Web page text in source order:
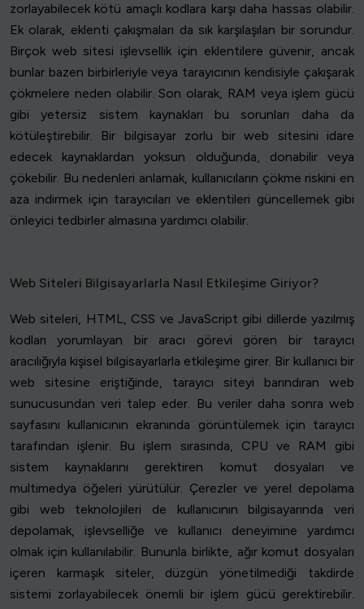
zorlayabilecek kötü amaçlı kodlara karşı daha hassas olabilir.
Ek olarak, eklenti çakışmaları da sık karşılaşılan bir sorundur.
Birçok web sitesi işlevsellik için eklentilere güvenir, ancak
bunlar bazen birbirleriyle veya tarayıcının kendisiyle çakışarak
çökmelere neden olabilir. Son olarak, RAM veya işlem gücü
gibi yetersiz sistem kaynakları bu sorunları daha da
kötüleştirebilir. Bir bilgisayar zorlu bir web sitesini idare
edecek kaynaklardan yoksun olduğunda, donabilir veya
çökebilir. Bu nedenleri anlamak, kullanıcıların çökme riskini en
aza indirmek için tarayıcıları ve eklentileri güncellemek gibi
önleyici tedbirler almasına yardımcı olabilir.
Web Siteleri Bilgisayarlarla Nasıl Etkileşime Giriyor?
Web siteleri, HTML, CSS ve JavaScript gibi dillerde yazılmış
kodları yorumlayan bir aracı görevi gören bir tarayıcı
aracılığıyla kişisel bilgisayarlarla etkileşime girer. Bir kullanıcı bir
web sitesine eriştiğinde, tarayıcı siteyi barındıran web
sunucusundan veri talep eder. Bu veriler daha sonra web
sayfasını kullanıcının ekranında görüntülemek için tarayıcı
tarafından işlenir. Bu işlem sırasında, CPU ve RAM gibi
sistem kaynaklarını gerektiren komut dosyaları ve
multimedya öğeleri yürütülür. Çerezler ve yerel depolama
gibi web teknolojileri de kullanıcının bilgisayarında veri
depolamak, işlevselliğe ve kullanıcı deneyimine yardımcı
olmak için kullanılabilir. Bununla birlikte, ağır komut dosyaları
içeren karmaşık siteler, düzgün yönetilmediği takdirde
sistemi zorlayabilecek önemli bir işlem gücü gerektirebilir.